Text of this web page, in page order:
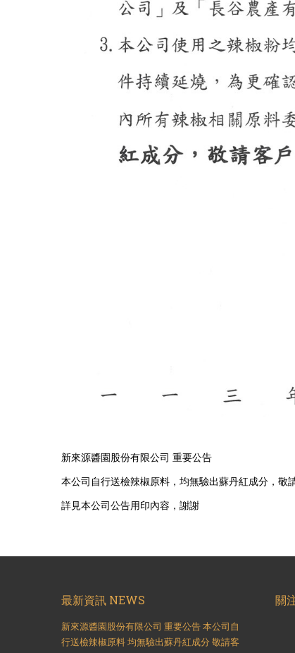
新來源醬園股份有限公司 重要公告
本公司自行送檢辣椒原料，均無驗出蘇丹紅成分，敬
詳見本公司公告用印內容，謝謝
最新資訊 NEWS
新來源醬園股份有限公司 重要公告 本公司自
行送檢辣椒原料 均無驗出蘇丹紅成分 敬請客
關